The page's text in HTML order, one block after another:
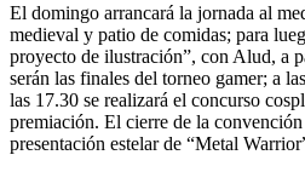
El domingo arrancará la jornada al
medieval y patio de comidas; para
proyecto de ilustración”, con Alud, a
serán las finales del torneo gamer; a
las 17.30 se realizará el concurso
premiación. El cierre de la
presentación estelar de “Metal